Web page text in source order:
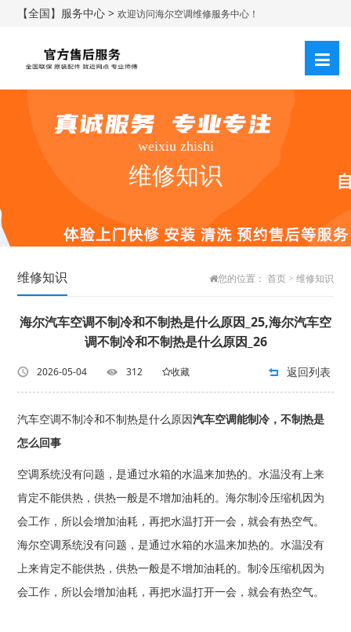
【全国】服务中心 >欢迎访问海尔空调维修服务中心！
weixiu zhishi
维修知识
维修知识 您的位置： 首页> 维修知识
海尔汽车空调不制冷和不制热是什么原因_25,海尔汽车空
调不制冷和不制热是什么原因_26
2026-05-04 312 收藏 返回列表
汽车空调不制冷和不制热是什么原因汽车空调能制冷，不制热是
怎么回事
空调系统没有问题，是通过水箱的水温来加热的。水温没有上来
肯定不能供热，供热一般是不增加油耗的。海尔制冷压缩机因为
会工作，所以会增加油耗，再把水温打开一会，就会有热空气。
海尔空调系统没有问题，是通过水箱的水温来加热的。水温没有
上来肯定不能供热，供热一般是不增加油耗的。制冷压缩机因为
会工作，所以会增加油耗，再把水温打开一会，就会有热空气。